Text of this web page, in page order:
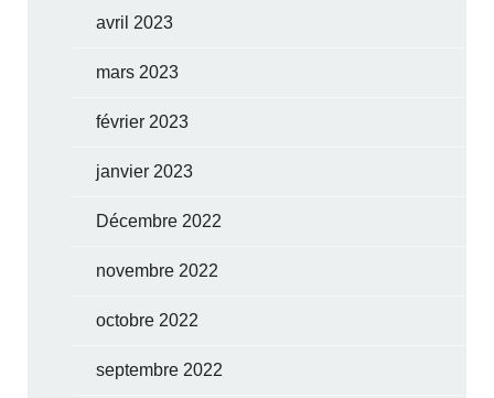
avril 2023
mars 2023
février 2023
janvier 2023
Décembre 2022
novembre 2022
octobre 2022
septembre 2022